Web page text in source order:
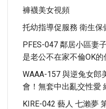
褲襪美女視頻
托幼指導促服務 衛生保
PFES-047 鄰居小區妻
是老公不在家不倫OK的
WAAA-157 與逆兔女郎
會！無套中出亂交性愛
KIRE-042 藝人 七瀨夢